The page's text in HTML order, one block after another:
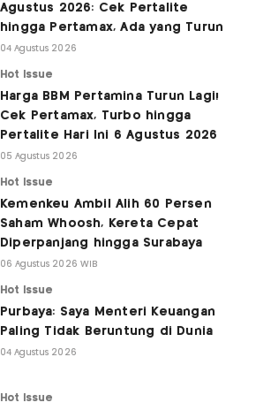
Agustus 2026: Cek Pertalite
hingga Pertamax, Ada yang Turun
04 Agustus 2026
Hot Issue
Harga BBM Pertamina Turun Lagi!
Cek Pertamax, Turbo hingga
Pertalite Hari Ini 6 Agustus 2026
05 Agustus 2026
Hot Issue
Kemenkeu Ambil Alih 60 Persen
Saham Whoosh, Kereta Cepat
Diperpanjang hingga Surabaya
06 Agustus 2026 WIB
Hot Issue
Purbaya: Saya Menteri Keuangan
Paling Tidak Beruntung di Dunia
04 Agustus 2026
Hot Issue